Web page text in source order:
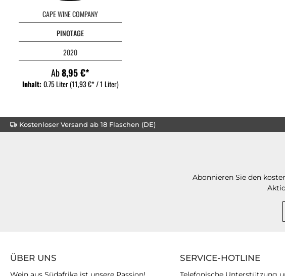
CAPE WINE COMPANY
PINOTAGE
2020
Ab8,95 €*
Inhalt: 0.75 Liter(11,93 €* / 1 Liter)
Kostenloser Versand ab 18 Flaschen (DE)
Abonnieren Sie den
SERVICE-HOTLINE
ÜBER UNS